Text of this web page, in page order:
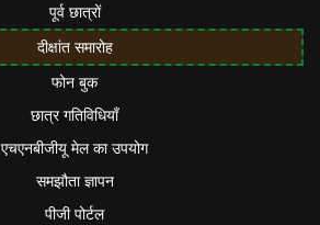
पूर्व छात्रों
दीक्षांत समारोह
फोन बुक
छात्र गतिविधियाँ
एचएनबीजीयू मेल का उपयोग
समझौता ज्ञापन
पीजी पोर्टल